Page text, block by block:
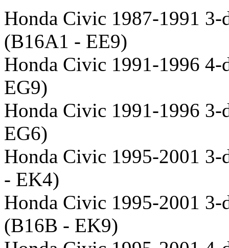
Honda Civic 1987-1991
(B16A1 - EE9)
Honda Civic 1991-1996
EG9)
Honda Civic 1991-1996
EG6)
Honda Civic 1995-2001
- EK4)
Honda Civic 1995-2001 3-
(B16B - EK9)